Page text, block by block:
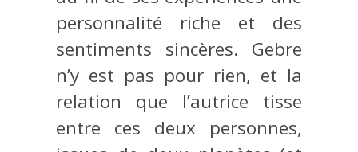
personnalité riche et des
sentiments sincères. Gebre
n’y est pas pour rien, et la
relation que l’autrice tisse
entre ces deux personnes,